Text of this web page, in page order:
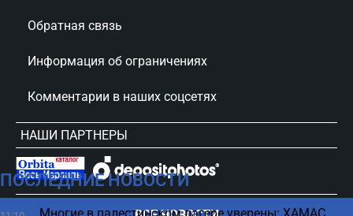
ПОСЛЕДНИЕ НОВОСТИ
Обратная связь
Информация об ограничениях
Комментарии в наших соцсетях
НАШИ ПАРТНЕРЫ
сursorinfo.co.il © Все права защищены